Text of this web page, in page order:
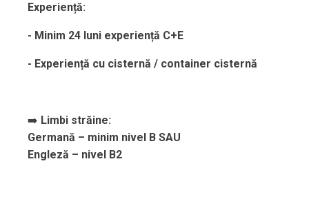
Experiență:
- Minim 24 luni experiență C+E
- Experiență cu cisternă / container cisternă
➡️ Limbi străine:
Germană – minim nivel B SAU
Engleză – nivel B2